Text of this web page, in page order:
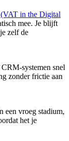
in the Digital
mee. Je blijft
zelf de
systemen snel
zonder frictie aan
een vroeg stadium,
het je